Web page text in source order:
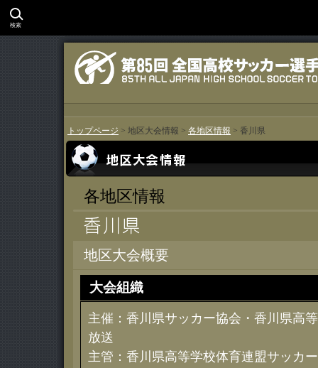
検索
トップページ > 地区大会情報 > 各地区情報 > 香川県
各地区情報
地区大会概要
大会組織
主催：香川県サッカー協会・香川県高
放送
主管：香川県高等学校体育連盟サッカ